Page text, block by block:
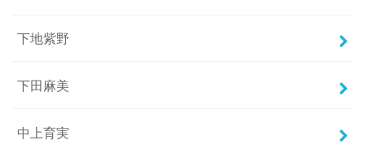
下地紫野
下田麻美
中上育実